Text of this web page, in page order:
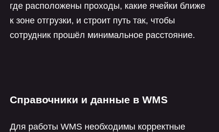
где расположены проходы, какие ячейки ближе
к зоне отгрузки, и строит путь так, чтобы
сотрудник прошёл минимальное расстояние.
Справочники и данные в WMS
Для работы WMS необходимы корректные